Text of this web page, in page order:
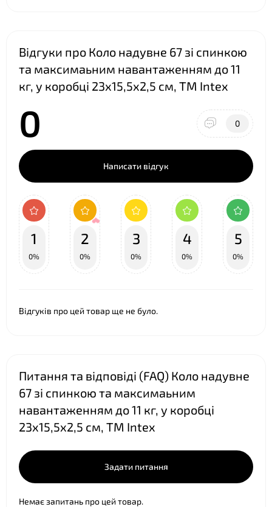
Відгуки про Коло надувне 67 зі спинкою
та максимаьним навантаженням до 11
кг, у коробці 23х15,5х2,5 см, ТМ Intex
0 0
Написати відгук
1
0%
2
0%
3
0%
4
0%
5
0%
Відгуків про цей товар ще не було.
Питання та відповіді (FAQ) Коло надувне
67 зі спинкою та максимаьним
навантаженням до 11 кг, у коробці
23х15,5х2,5 см, ТМ Intex
Задати питання
Немає запитань про цей товар.
❤
❤